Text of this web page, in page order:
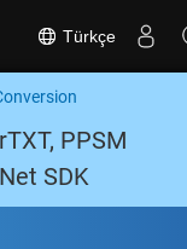
Türkçe
PPSM
SDK